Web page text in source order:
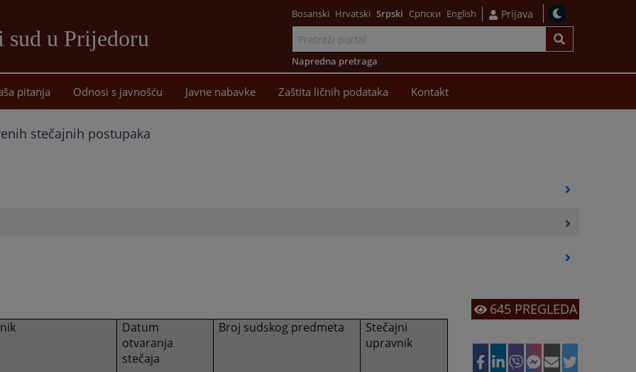
u Prijedoru
sadržaj
Bosanski Hrvatski Srpski Српски English Prijava
Napredna pretraga
pitanja Odnosi s javnošću Javne nabavke Zaštita ličnih podataka Kontakt
stečajnih postupaka
Datum
otvaranja
stečaja
Broj sudskog predmeta
Stečajni
upravnik
645PREGLEDA